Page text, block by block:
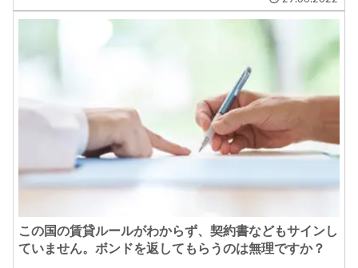
この国の賃貸ルールがわからず、契約書などもサインし
ていません。ボンドを返してもらうのは無理ですか？